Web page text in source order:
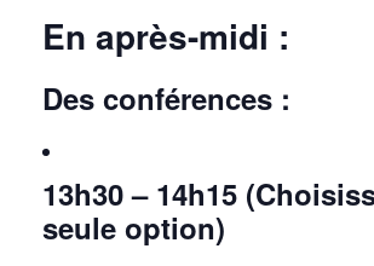
En après-midi :
Des conférences :
13h30 – 14h15
seule option)